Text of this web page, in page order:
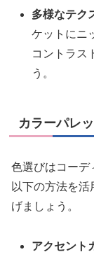
多様なテク
ケットにニ
コントラス
う。
カラーパレ
色選びはコーデ
以下の方法を
げましょう。
アクセント